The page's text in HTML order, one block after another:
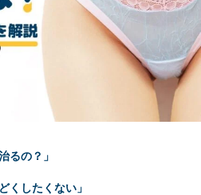
るの？」
くしたくない」